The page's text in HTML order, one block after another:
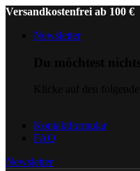
Versandkostenfrei ab 100 €
Newsletter
Kontaktformular
FAQ
Newsletter